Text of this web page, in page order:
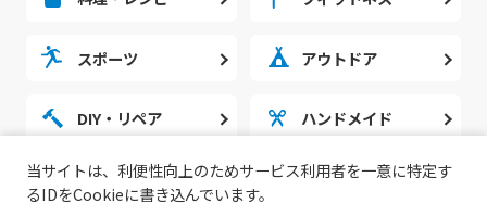
スポーツ アウトドア
DIY・リペア ハンドメイド
勉強・スタディ ノウハウ
当サイトは、利便性向上のためサービス利用者を一意に特定す
るIDをCookieに書き込んでいます。